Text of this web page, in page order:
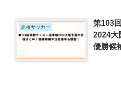
高校サッカー
第103
2024大
優勝候